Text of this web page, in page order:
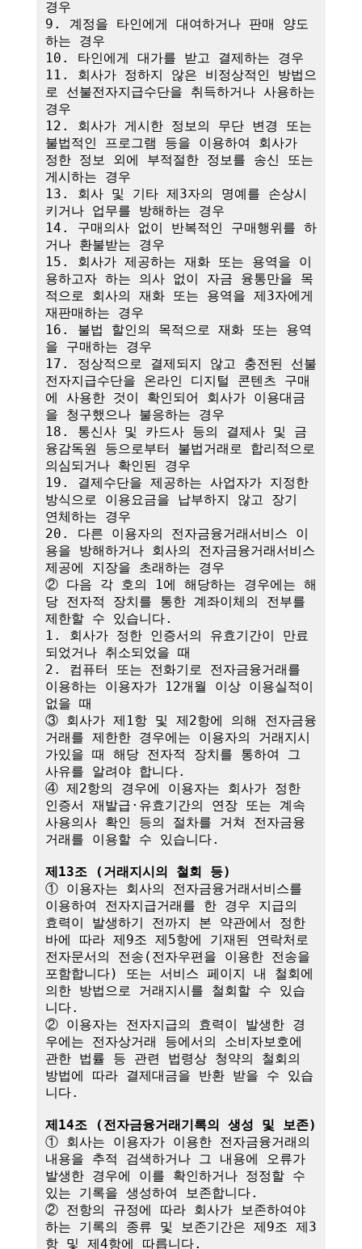
경우
9. 계정을 타인에게 대여하거나 판매 양도
하는 경우
10. 타인에게 대가를 받고 결제하는 경우
11. 회사가 정하지 않은 비정상적인 방법으
로 선불전자지급수단을 취득하거나 사용하는
경우
12. 회사가 게시한 정보의 무단 변경 또는
불법적인 프로그램 등을 이용하여 회사가
정한 정보 외에 부적절한 정보를 송신 또는
게시하는 경우
13. 회사 및 기타 제3자의 명예를 손상시
키거나 업무를 방해하는 경우
14. 구매의사 없이 반복적인 구매행위를 하
거나 환불받는 경우
15. 회사가 제공하는 재화 또는 용역을 이
용하고자 하는 의사 없이 자금 융통만을 목
적으로 회사의 재화 또는 용역을 제3자에게
재판매하는 경우
16. 불법 할인의 목적으로 재화 또는 용역
을 구매하는 경우
17. 정상적으로 결제되지 않고 충전된 선불
전자지급수단을 온라인 디지털 콘텐츠 구매
에 사용한 것이 확인되어 회사가 이용대금
을 청구했으나 불응하는 경우
18. 통신사 및 카드사 등의 결제사 및 금
융감독원 등으로부터 불법거래로 합리적으로
의심되거나 확인된 경우
19. 결제수단을 제공하는 사업자가 지정한
방식으로 이용요금을 납부하지 않고 장기
연체하는 경우
20. 다른 이용자의 전자금융거래서비스 이
용을 방해하거나 회사의 전자금융거래서비스
제공에 지장을 초래하는 경우
② 다음 각 호의 1에 해당하는 경우에는 해
당 전자적 장치를 통한 계좌이체의 전부를
제한할 수 있습니다.
1. 회사가 정한 인증서의 유효기간이 만료
되었거나 취소되었을 때
2. 컴퓨터 또는 전화기로 전자금융거래를
이용하는 이용자가 12개월 이상 이용실적이
없을 때
③ 회사가 제1항 및 제2항에 의해 전자금융
거래를 제한한 경우에는 이용자의 거래지시
가있을 때 해당 전자적 장치를 통하여 그
사유를 알려야 합니다.
④ 제2항의 경우에 이용자는 회사가 정한
인증서 재발급·유효기간의 연장 또는 계속
사용의사 확인 등의 절차를 거쳐 전자금융
거래를 이용할 수 있습니다.
제13조 (거래지시의 철회 등)
① 이용자는 회사의 전자금융거래서비스를
이용하여 전자지급거래를 한 경우 지급의
효력이 발생하기 전까지 본 약관에서 정한
바에 따라 제9조 제5항에 기재된 연락처로
전자문서의 전송(전자우편을 이용한 전송을
포함합니다) 또는 서비스 페이지 내 철회에
의한 방법으로 거래지시를 철회할 수 있습
니다.
② 이용자는 전자지급의 효력이 발생한 경
우에는 전자상거래 등에서의 소비자보호에
관한 법률 등 관련 법령상 청약의 철회의
방법에 따라 결제대금을 반환 받을 수 있습
니다.
제14조 (전자금융거래기록의 생성 및 보존)
① 회사는 이용자가 이용한 전자금융거래의
내용을 추적 검색하거나 그 내용에 오류가
발생한 경우에 이를 확인하거나 정정할 수
있는 기록을 생성하여 보존합니다.
② 전항의 규정에 따라 회사가 보존하여야
하는 기록의 종류 및 보존기간은 제9조 제3
항 및 제4항에 따릅니다.